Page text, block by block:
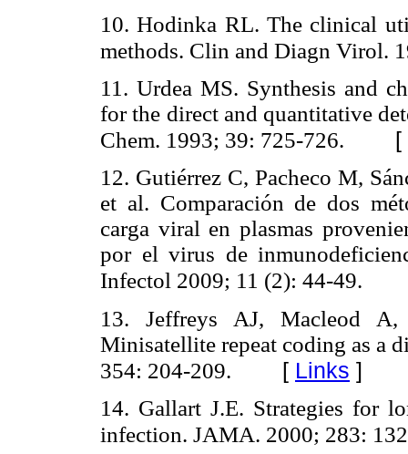
10. Hodinka RL. The clinical
methods. Clin and Diagn Virol.
11. Urdea MS. Synthesis and
for the direct and quantitative
Chem. 1993; 39: 725-726. [
12. Gutiérrez C, Pacheco M,
et al. Comparación de dos
carga viral en plasmas
por el virus de
Infectol 2009; 11 (2): 44-49.
13. Jeffreys AJ, Macleod
Minisatellite repeat coding as a
354: 204-209. [ Links ]
14. Gallart J.E. Strategies for
infection. JAMA. 2000; 283: